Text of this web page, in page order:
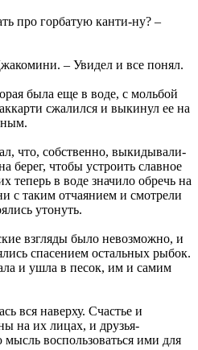
про горбатую канти-ну? –
– Увидел и все понял.
была еще в воде, с мольбой
сжалился и выкинул ее на
что, собственно, выкидывали-
берег, чтобы устроить славное
теперь в воде значило обречь на
с таким отчаянием и смотрели
утонуть.
взгляды было невозможно, и
спасением остальных рыбок.
и ушла в песок, им и самим
вся наверху. Счастье и
на их лицах, и друзья-
мысль воспользоваться ими для